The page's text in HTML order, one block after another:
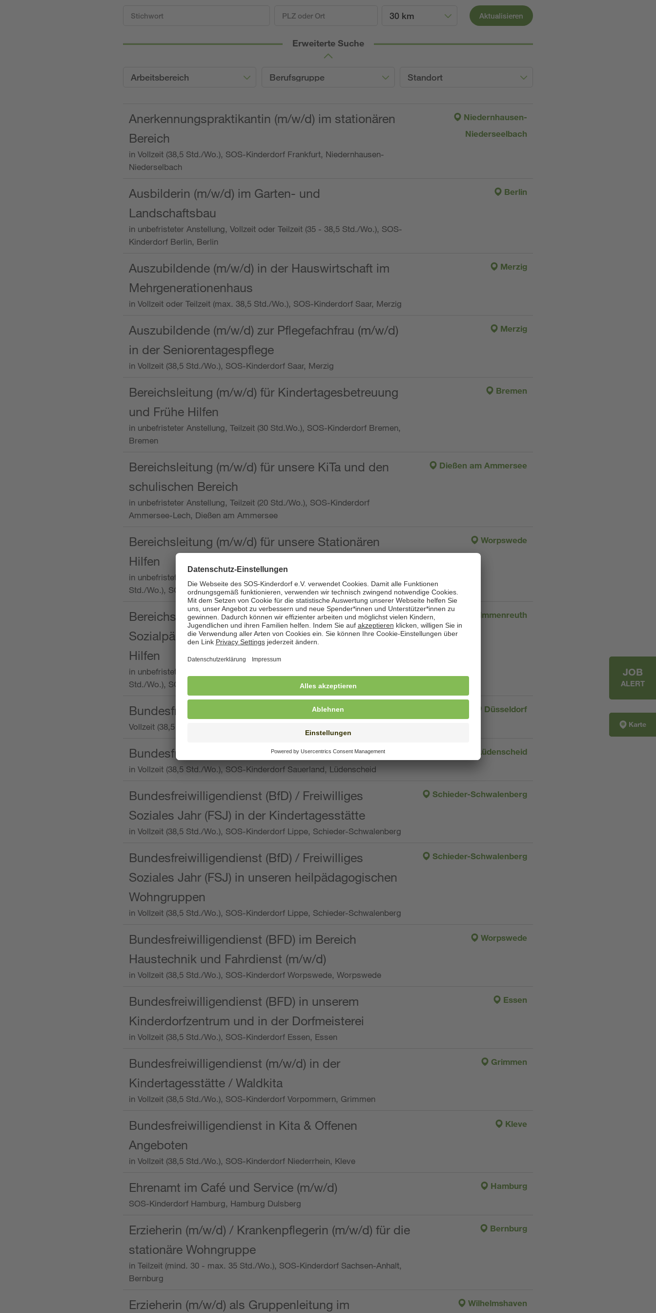
30 km Aktualisieren
Erweiterte Suche
Arbeitsbereich Berufsgruppe Standort
Anerkennungspraktikantin (m/w/d) im stationären
Bereich
in Vollzeit (38,5 Std./Wo.), SOS-Kinderdorf Frankfurt, Niedernhausen-
Niederselbach
Niedernhausen-
Niederseelbach
Ausbilderin (m/w/d) im Garten- und
Landschaftsbau
in unbefristeter Anstellung, Vollzeit oder Teilzeit (35 - 38,5 Std./Wo.), SOS-
Kinderdorf Berlin, Berlin
Berlin
Auszubildende (m/w/d) in der Hauswirtschaft im
Mehrgenerationenhaus
in Vollzeit oder Teilzeit (max. 38,5 Std./Wo.), SOS-Kinderdorf Saar, Merzig
Merzig
Auszubildende (m/w/d) zur Pflegefachfrau (m/w/d)
in der Seniorentagespflege
in Vollzeit (38,5 Std./Wo.), SOS-Kinderdorf Saar, Merzig
Merzig
Bereichsleitung (m/w/d) für Kindertagesbetreuung
und Frühe Hilfen
in unbefristeter Anstellung, Teilzeit (30 Std.Wo.), SOS-Kinderdorf Bremen,
Bremen
Bremen
Bereichsleitung (m/w/d) für unsere KiTa und den
schulischen Bereich
in unbefristeter Anstellung, Teilzeit (20 Std./Wo.), SOS-Kinderdorf
Ammersee-Lech, Dießen am Ammersee
Dießen am Ammersee
Bereichsleitung (m/w/d) für unsere Stationären
Hilfen
in unbefristeter Anstellung, Vollzeit oder Teilzeit (mind. 30 - max. 38,5
Std./Wo.), SOS-Kinderdorf Worpswede,
Worpswede
Bereichsleitung mit der Qualifikation als
Sozialpädagogin (m/w/d) und die Ambulanten
Hilfen
in unbefristeter Anstellung, Vollzeit oder Teilzeit (min. 34 bis max. 38,5
Std./Wo.), SOS-Kinderdorf Oberpfalz, Immenreuth
Immenreuth
Bundesfreiwilligendienst
Vollzeit (38,5 Stunden pro Woche), SOS-Kinderdorf Düsseldorf
Düsseldorf
Bundesfreiwilligendienst
in Vollzeit (38,5 Std./Wo.), SOS-Kinderdorf Sauerland, Lüdenscheid
Lüdenscheid
Bundesfreiwilligendienst (BfD) / Freiwilliges
Soziales Jahr (FSJ) in der Kindertagesstätte
in Vollzeit (38,5 Std./Wo.), SOS-Kinderdorf Lippe, Schieder-Schwalenberg
Schieder-Schwalenberg
Bundesfreiwilligendienst (BfD) / Freiwilliges
Soziales Jahr (FSJ) in unseren heilpädagogischen
Wohngruppen
in Vollzeit (38,5 Std./Wo.), SOS-Kinderdorf Lippe, Schieder-Schwalenberg
Schieder-Schwalenberg
Bundesfreiwilligendienst (BFD) im Bereich
Haustechnik und Fahrdienst (m/w/d)
in Vollzeit (38,5 Std./Wo.), SOS-Kinderdorf Worpswede, Worpswede
Worpswede
Bundesfreiwilligendienst (BFD) in unserem
Kinderdorfzentrum und in der Dorfmeisterei
in Vollzeit (38,5 Std./Wo.), SOS-Kinderdorf Essen, Essen
Essen
Bundesfreiwilligendienst (m/w/d) in der
Kindertagesstätte / Waldkita
in Vollzeit (38,5 Std./Wo.), SOS-Kinderdorf Vorpommern, Grimmen
Grimmen
Bundesfreiwilligendienst in Kita & Offenen
Angeboten
in Vollzeit (38,5 Std./Wo.), SOS-Kinderdorf Niederrhein, Kleve
Kleve
Ehrenamt im Café und Service (m/w/d)
SOS-Kinderdorf Hamburg, Hamburg Dulsberg
Hamburg
Erzieherin (m/w/d) / Krankenpflegerin (m/w/d) für die
stationäre Wohngruppe
in Teilzeit (mind. 30 - max. 35 Std./Wo.), SOS-Kinderdorf Sachsen-Anhalt,
Bernburg
Bernburg
Erzieherin (m/w/d) als Gruppenleitung im Wilhelmshaven
JOB
ALERT
Karte